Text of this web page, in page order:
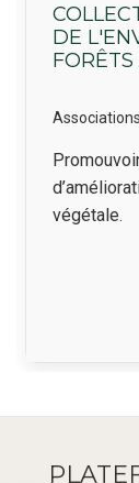
DE
végétale.